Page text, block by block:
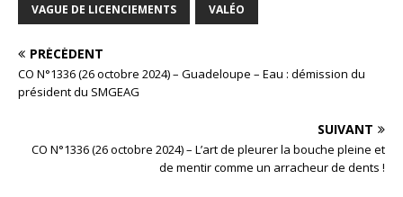
VAGUE DE LICENCIEMENTS VALÉO
PRÉCÉDENT
CO N°1336 (26 octobre 2024) – Guadeloupe – Eau : démission du
président du SMGEAG
SUIVANT
CO N°1336 (26 octobre 2024) – L’art de pleurer la bouche pleine et
de mentir comme un arracheur de dents !